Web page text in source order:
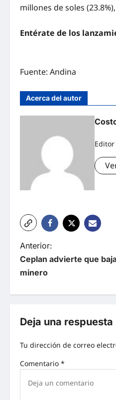
millones de soles
Entérate de los
Fuente: Andina
Acerca del autor
Editor
Anterior:
Ceplan advierte que
minero
Deja una respuesta
Tu dirección de correo
Comentario *